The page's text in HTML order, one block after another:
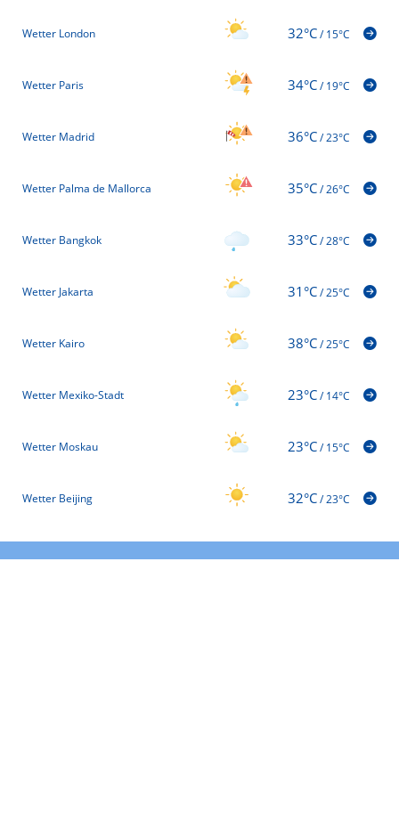
Wetter London 32°C/15°C
Wetter Paris 34°C/19°C
Wetter Madrid 36°C/23°C
Wetter Palma de Mallorca 35°C/26°C
Wetter Bangkok 33°C/28°C
Wetter Jakarta 31°C/25°C
Wetter Kairo 38°C/25°C
Wetter Mexiko-Stadt 23°C/14°C
Wetter Moskau 23°C/15°C
Wetter Beijing 32°C/23°C